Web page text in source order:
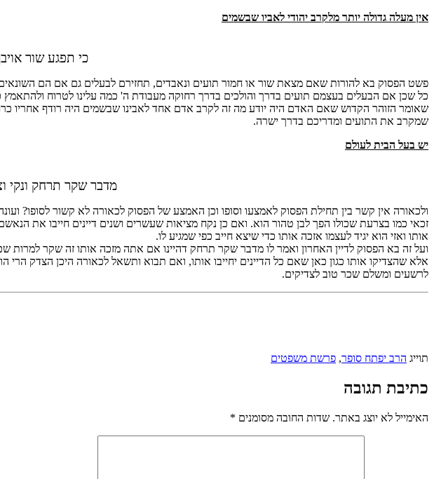
אין מעלה גדולה יותר מלקרב יהודי לאביו שבשמים
כי תפגע שור
פשט הפסוק בא להורות שאם מצאת שור או חמור תועים ונאבדים, תחזירם לבעלים גם אם הם השונאים
כל שכן אם הבעלים בעצמם תועים בדרך והולכים בדרך רחוקה מעבודת ה' כמה עלינו לטרוח ולהתאמץ
שאומר הזוהר הקדוש שאם האדם היה יודע מה זה לקרב אדם אחד לאבינו שבשמים היה רודף אחריו
שמקרב את התועים ומדריכם בדרך ישרה.
יש בעל הבית לעולם
מדבר שקר תרחק ונקי
ולכאורה אין קשר בין תחילת הפסוק לאמצעו וסופו וכן האמצע של הפסוק לכאורה לא קשור לסופו?
זכאי כמו בצרעת שכולו הפך לבן טהור הוא. ואם כן נקח מציאות שעשרים ושנים דיינים חייבו את
אותו ואזי הוא יגיד לעצמו אזכה אותו כדי שיצא חייב כפי שמגיע לו.
ועל זה בא הפסוק לדיין האחרון ואמר לו מדבר שקר תרחק דהיינו אם אתה מזכה אותו זה שקר למרות
אלא שהצדיקו אותו כגון כאן שאם כל הדיינים יחייבו אותו, ואם תבוא ותשאל לכאורה היכן הצדק
לרשעים ומשלם שכר טוב לצדיקים.
תוייג הרב יפתח סופר, פרשת משפטים
כתיבת תגובה
האימייל לא יוצג באתר. שדות החובה מסומנים *